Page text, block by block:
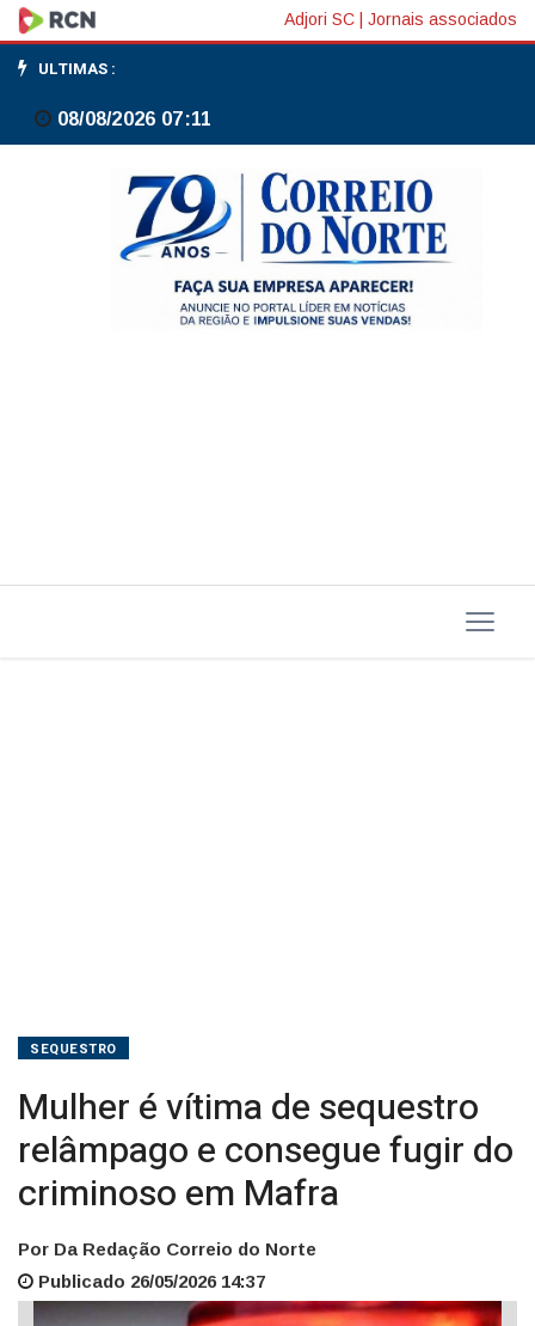
Mulher
é
vítima
sequestro
relâmpago
em
Adjori SC Jornais associados
ULTIMAS :
08/08/2026 07:11
SEQUESTRO
Mulher é vítima de sequestro
relâmpago e consegue fugir do
criminoso em Mafra
Por Da Redação Correio do Norte
Publicado 26/05/2026 14:37